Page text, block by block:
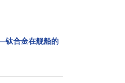
合金在舰船的